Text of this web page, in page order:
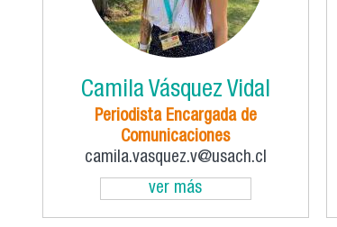
Camila Vásquez Vidal
Periodista Encargada de
Comunicaciones
camila.vasquez.v@usach.cl
ver más